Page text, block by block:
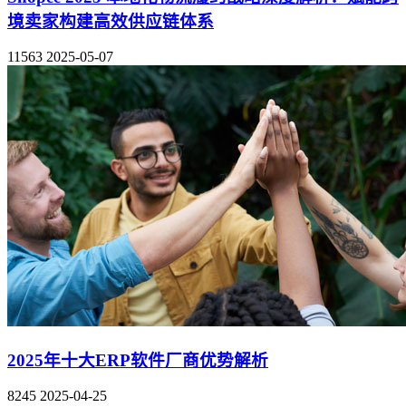
境卖家构建高效供应链体系
11563 2025-05-07
2025年十大ERP软件厂商优势解析
8245 2025-04-25